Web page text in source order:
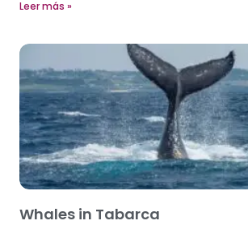
Leer más »
Whales in Tabarca